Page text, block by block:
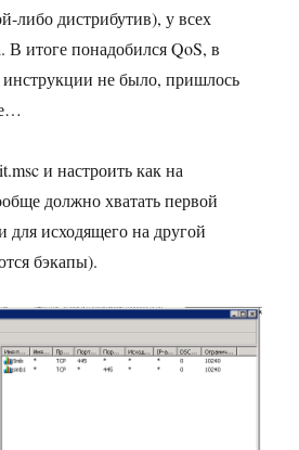
либо дистрибутив), у всех
В итоге понадобился QoS, в
инструкции не было, пришлось
и настроить как на
должно хватать первой
для исходящего на другой
бэкапы).